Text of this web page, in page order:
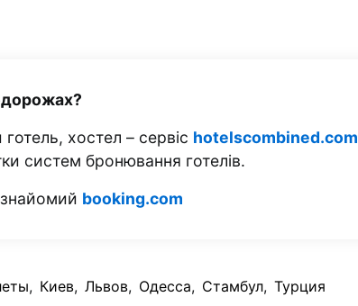
хостел – сервіс hotelscombined.com
систем бронювання готелів.
booking.com
, Киев, Львов, Одесса, Стамбул, Турция